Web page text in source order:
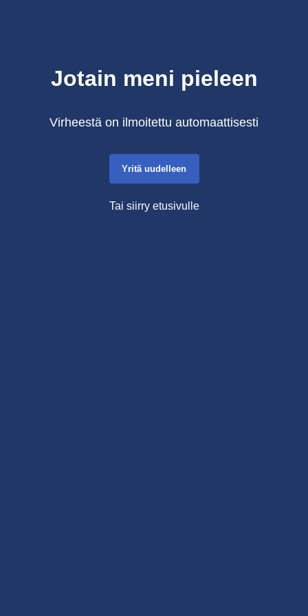
Jotain meni pieleen
Virheestä on ilmoitettu automaattisesti
Yritä uudelleen
Tai siirry etusivulle